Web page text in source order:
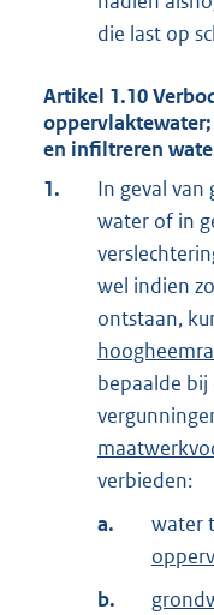
die last op
Artikel 1.10
en infiltreren
1.
In geval van
water of in
wel indien
ontstaan,
bepaalde
verbieden:
a.
water
b.